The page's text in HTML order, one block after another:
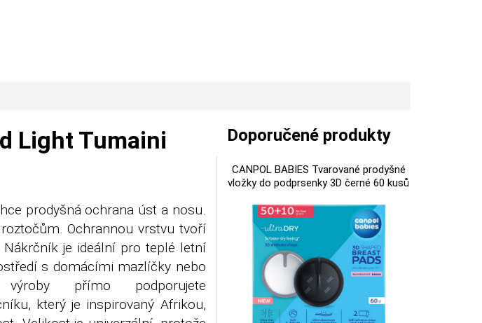
Light Tumaini
prodyšná ochrana úst a nosu.
Ochrannou vrstvu tvoří
je ideální pro teplé letní
s domácími mazlíčky nebo
přímo podporujete
který je inspirovaný Afrikou,
Doporučené produkty
CANPOL BABIES Tvarované prodyšné
vložky do podprsenky 3D černé 60 kusů